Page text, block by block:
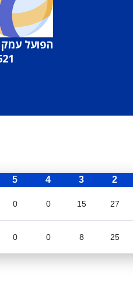
הפועל עמק
2
3
4
5
27
15
0
0
25
8
0
0